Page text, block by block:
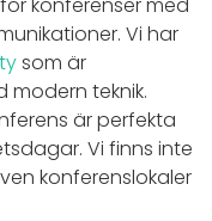
Vi har
som är
teknik.
är perfekta
Vi finns inte
konferenslokaler